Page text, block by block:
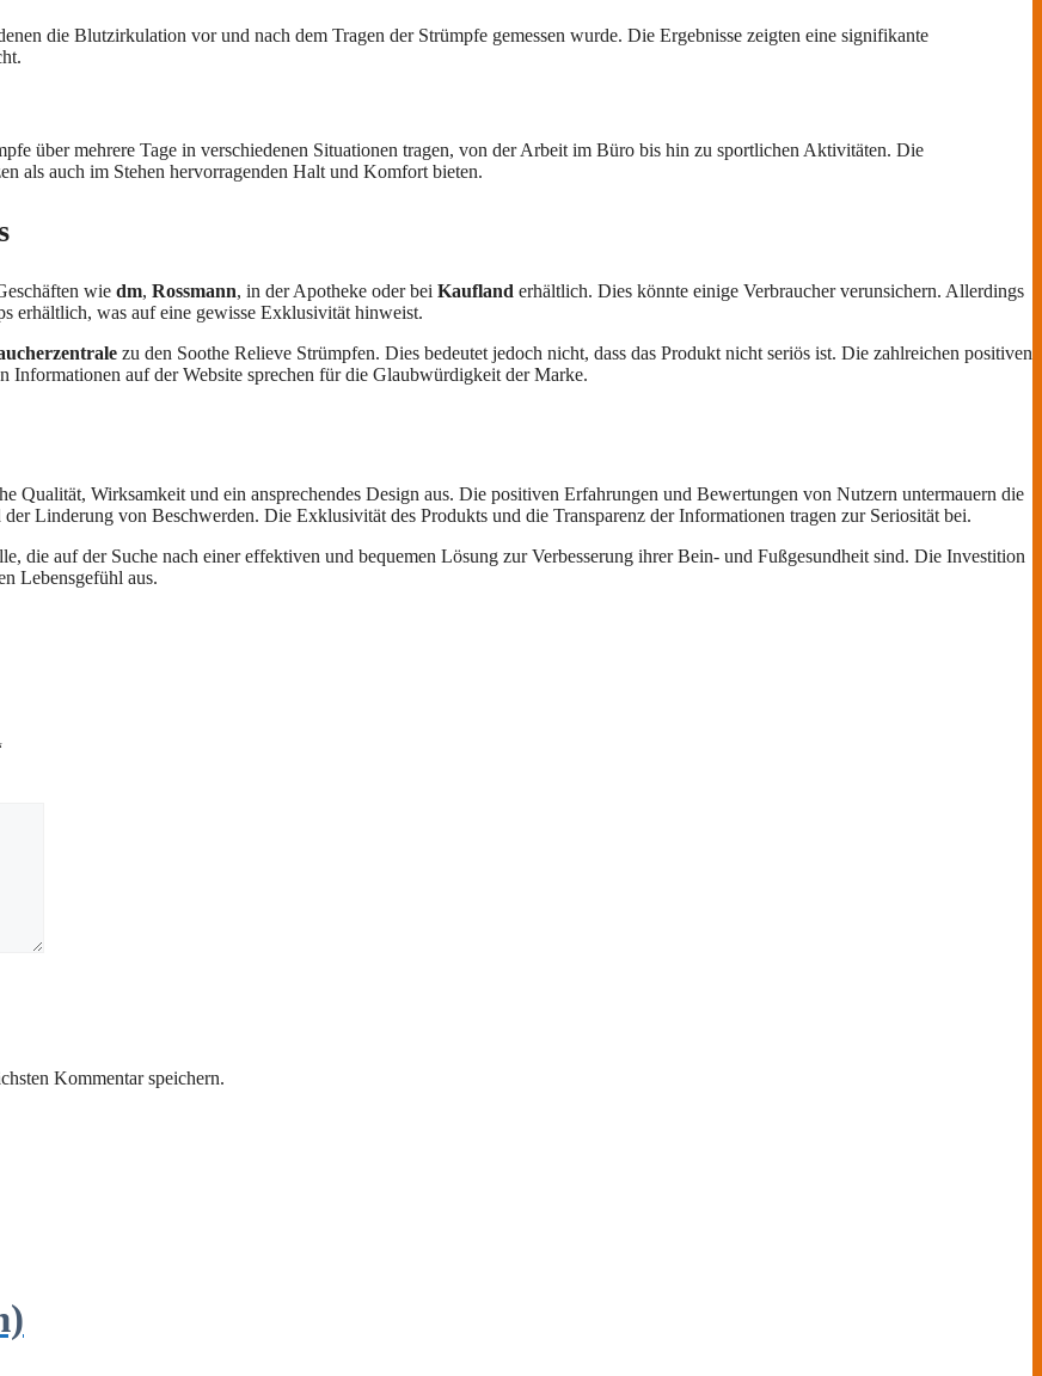
die Blutzirkulation vor und nach dem Tragen der Strümpfe gemessen wurde. Die Ergebnisse zeigten eine signifikante
über mehrere Tage in verschiedenen Situationen tragen, von der Arbeit im Büro bis hin zu sportlichen Aktivitäten. Die
als auch im Stehen hervorragenden Halt und Komfort bieten.
wie dm, Rossmann, in der Apotheke oder bei Kaufland erhältlich. Dies könnte einige Verbraucher verunsichern. Allerdings
erhältlich, was auf eine gewisse Exklusivität hinweist.
zu den Soothe Relieve Strümpfen. Dies bedeutet jedoch nicht, dass das Produkt nicht seriös ist. Die zahlreichen positiven
auf der Website sprechen für die Glaubwürdigkeit der Marke.
Qualität, Wirksamkeit und ein ansprechendes Design aus. Die positiven Erfahrungen und Bewertungen von Nutzern untermauern die
Linderung von Beschwerden. Die Exklusivität des Produkts und die Transparenz der Informationen tragen zur Seriosität bei.
die auf der Suche nach einer effektiven und bequemen Lösung zur Verbesserung ihrer Bein- und Fußgesundheit sind. Die Investition
Lebensgefühl aus.
Kommentar speichern.